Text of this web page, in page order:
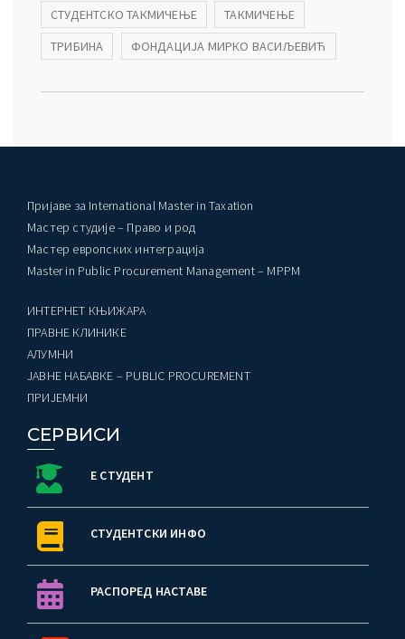
СТУДЕНТСКО ТАКМИЧЕЊЕ
ТАКМИЧЕЊЕ
ТРИБИНА
ФОНДАЦИЈА МИРКО ВАСИЉЕВИЋ
Пријаве за International Master in Taxation
Мастер студије – Право и род
Мастер европских интеграција
Master in Public Procurement Management – MPPM
ИНТЕРНЕТ КЊИЖАРА
ПРАВНЕ КЛИНИКЕ
AЛУМНИ
ЈАВНЕ НАБАВКЕ – PUBLIC PROCUREMENT
ПРИЈЕМНИ
СЕРВИСИ
Е СТУДЕНТ
СТУДЕНТСКИ ИНФО
РАСПОРЕД НАСТАВЕ